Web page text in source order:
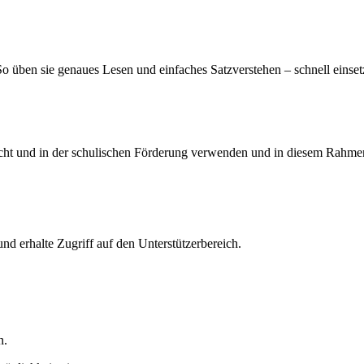
üben sie genaues Lesen und einfaches Satzverstehen – schnell
und in der schulischen Förderung verwenden und in diesem
erhalte Zugriff auf den Unterstützerbereich.